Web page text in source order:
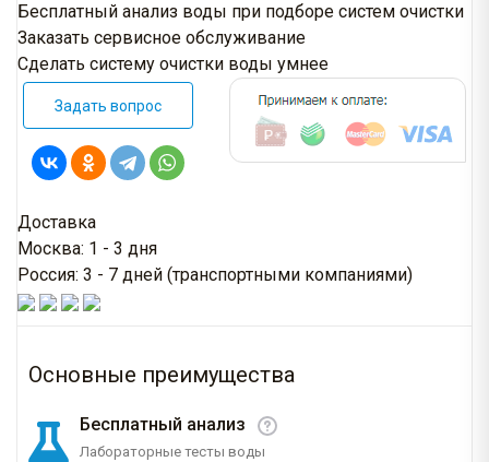
Бесплатный анализ воды при подборе систем очистки
Заказать сервисное обслуживание
Сделать систему очистки воды умнее
Задать вопрос
Доставка
Москва: 1 - 3 дня
Россия: 3 - 7 дней (транспортными компаниями)
Основные преимущества
Бесплатный анализ
Лабораторные тесты воды